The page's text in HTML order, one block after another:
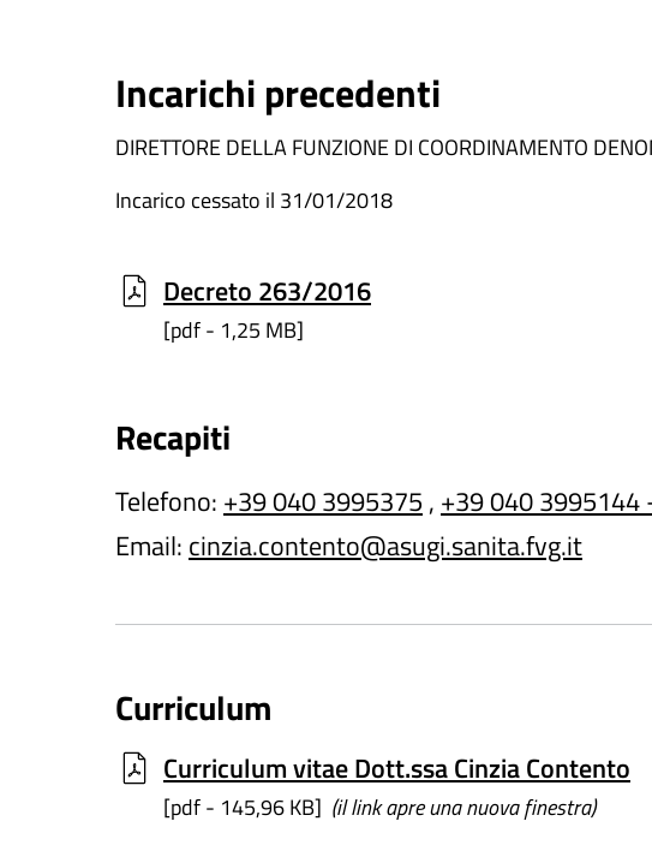
Incarichi precedenti
DIRETTORE DELLA FUNZIONE DI COORDINAMENTO
Incarico cessato il 31/01/2018
Decreto 263/2016
[pdf - 1,25 MB]
Recapiti
Telefono: +39 040 3995375 , +39 040 3995144
Email: cinzia.contento@asugi.sanita.fvg.it
Curriculum
Curriculum vitae Dott.ssa Cinzia Contento
[pdf - 145,96 KB] (il link apre una nuova finestra)